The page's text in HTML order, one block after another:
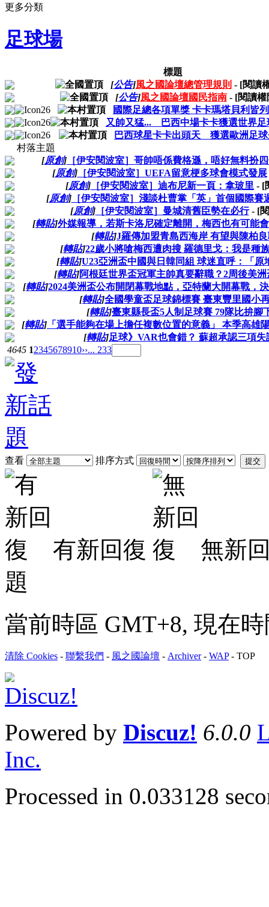
更多分類
足球場
標題
[公告]風之國論壇總管理規則 - [閱讀
[公告]風之國論壇國民指南- [閱讀
國際足總各項單獎 卡卡瑪塔貝利皆
又帥又猛... 巴西中場卡卡獲選世界足
巴西球星卡卡出頭天 獲選歐洲足
村落主題
[原創]［伊安閱波室］哥帥唔係費格遜，唔好無料扮
[原創]［伊安閱波室］UEFA留意梗多球會模式發展
[原創]［伊安閱波室］迪布尼新一頁：拿玻里 - [
[原創]［伊安閱波室］淺談杜曹掌「英」首個國際賽
[原創]［伊安閱波室］曼城清舊臣勢在必行- [
[轉貼]外媒報導，若斯卡洛尼確定離開，梅西也有可能
[轉貼]J羅傳加盟青島西海岸 有望與陳柏
[轉貼]22歲小將嗆梅西遭肉搜 羅德里戈：我是種
[轉貼]U23亞洲盃中國與日韓同組 球迷直呼：「原
[轉貼]阿根廷世界盃冠軍主帥真要辭職？2周後美
[轉貼]2024美洲盃公布開閉幕戰地點，亞特蘭大開幕戰，
[轉貼]全國學童盃足球錦標賽 臺東豐里國小
[轉貼]臺東縣長盃5人制足球賽 79隊比拚腳
[轉貼] 「選手能夠在場上擔任複數位置的意義」 本季高雄
[轉貼]足球》VAR也會錯？ 蘇超承認三項失
4645 12345678910››... 233
查看 排序方式 提交
有新回復
無新
題
當前時區 GMT+8, 現在
清除 Cookies - 聯繫我們 - 風之國論壇 - Archiver- WAP- TOP
Powered by Discuz! 6.0.0
Inc.
Processed in 0.033128